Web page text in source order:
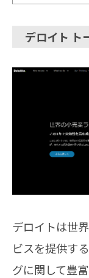
デロイト ト
デロイトは世
ビスを提供す
グに関して豊